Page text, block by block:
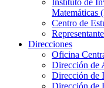
Instituto de
Matemáticas
Centro de
Direcciones
Oficina
Dirección de
Dirección de
Dirección de